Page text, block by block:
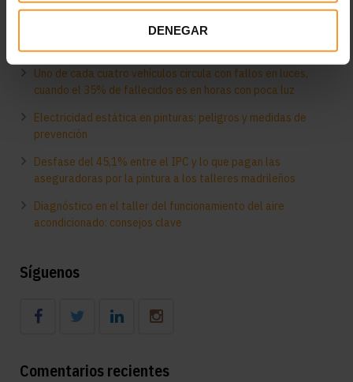
DENEGAR
Los neumáticos están desgastados en el 2% de los
Uno de cada cuatro vehículos circula con fallos en luces,
cuando el 35% de fallecidos es en horas con poca luz
Electricidad estática en pinturas: peligros y medidas de
prevención
Desfase del 45,1% entre el IPC y lo que pagan las
aseguradoras por la pintura a los talleres madrileños
Diagnóstico en el taller del funcionamiento del aire
acondicionado: consejos clave
Síguenos
Comentarios recientes